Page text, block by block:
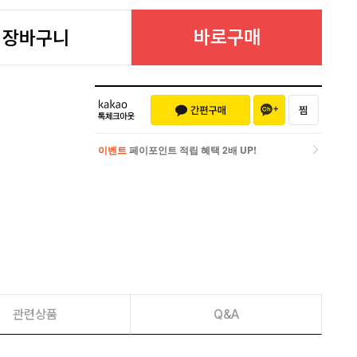
장바구니 바로구매
이벤트 페이포인트 적립 혜택 2배 UP!
관련상품 Q&A